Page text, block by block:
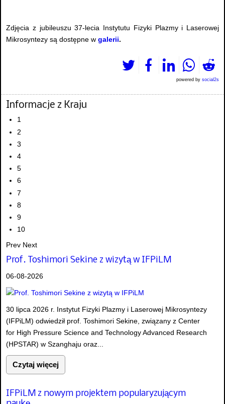
Zdjęcia z jubileuszu 37-lecia Instytutu Fizyki Plazmy i Laserowej
Mikrosyntezy są dostępne w galerii.
powered by social2s
Informacje z Kraju
1
2
3
4
5
6
7
8
9
10
Prev Next
Prof. Toshimori Sekine z wizytą w IFPiLM
06-08-2026
30 lipca 2026 r. Instytut Fizyki Plazmy i Laserowej Mikrosyntezy
(IFPiLM) odwiedził prof. Toshimori Sekine, związany z Center
for High Pressure Science and Technology Advanced Research
(HPSTAR) w Szanghaju oraz...
Czytaj więcej
IFPiLM z nowym projektem popularyzującym